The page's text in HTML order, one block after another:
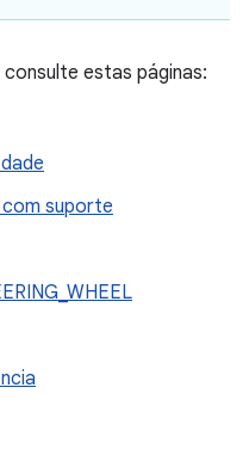
estas páginas:
suporte